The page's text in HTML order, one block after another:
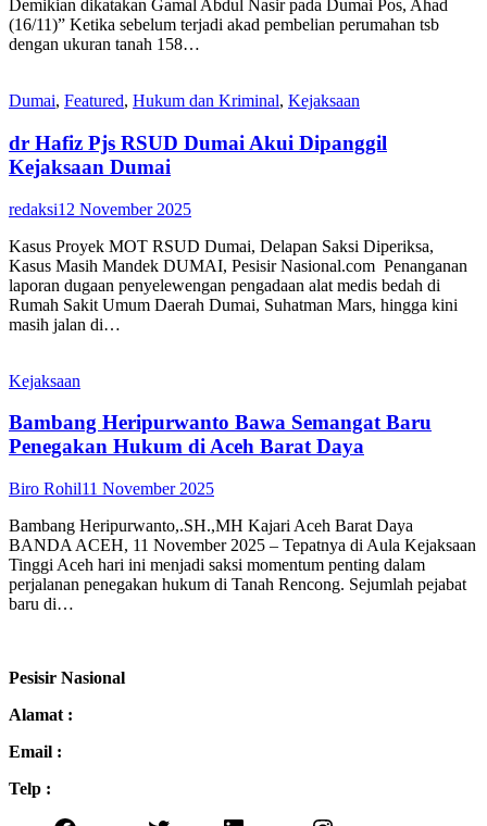
Demikian dikatakan Gamal Abdul Nasir pada Dumai Pos, Ahad
(16/11)” Ketika sebelum terjadi akad pembelian perumahan tsb
dengan ukuran tanah 158…
Dumai, Featured, Hukum dan Kriminal, Kejaksaan
dr Hafiz Pjs RSUD Dumai Akui Dipanggil
Kejaksaan Dumai
redaksi12 November 2025
Kasus Proyek MOT RSUD Dumai, Delapan Saksi Diperiksa,
Kasus Masih Mandek DUMAI, Pesisir Nasional.com Penanganan
laporan dugaan penyelewengan pengadaan alat medis bedah di
Rumah Sakit Umum Daerah Dumai, Suhatman Mars, hingga kini
masih jalan di…
Kejaksaan
Bambang Heripurwanto Bawa Semangat Baru
Penegakan Hukum di Aceh Barat Daya
Biro Rohil11 November 2025
Bambang Heripurwanto,.SH.,MH Kajari Aceh Barat Daya
BANDA ACEH, 11 November 2025 – Tepatnya di Aula Kejaksaan
Tinggi Aceh hari ini menjadi saksi momentum penting dalam
perjalanan penegakan hukum di Tanah Rencong. Sejumlah pejabat
baru di…
Pesisir Nasional
Alamat :
Email :
Telp :